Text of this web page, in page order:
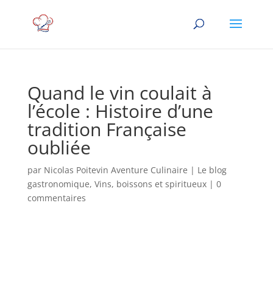
Quand le vin coulait à
l’école : Histoire d’une
tradition Française
oubliée
par Nicolas Poitevin Aventure Culinaire | Le blog
gastronomique, Vins, boissons et spiritueux| 0
commentaires